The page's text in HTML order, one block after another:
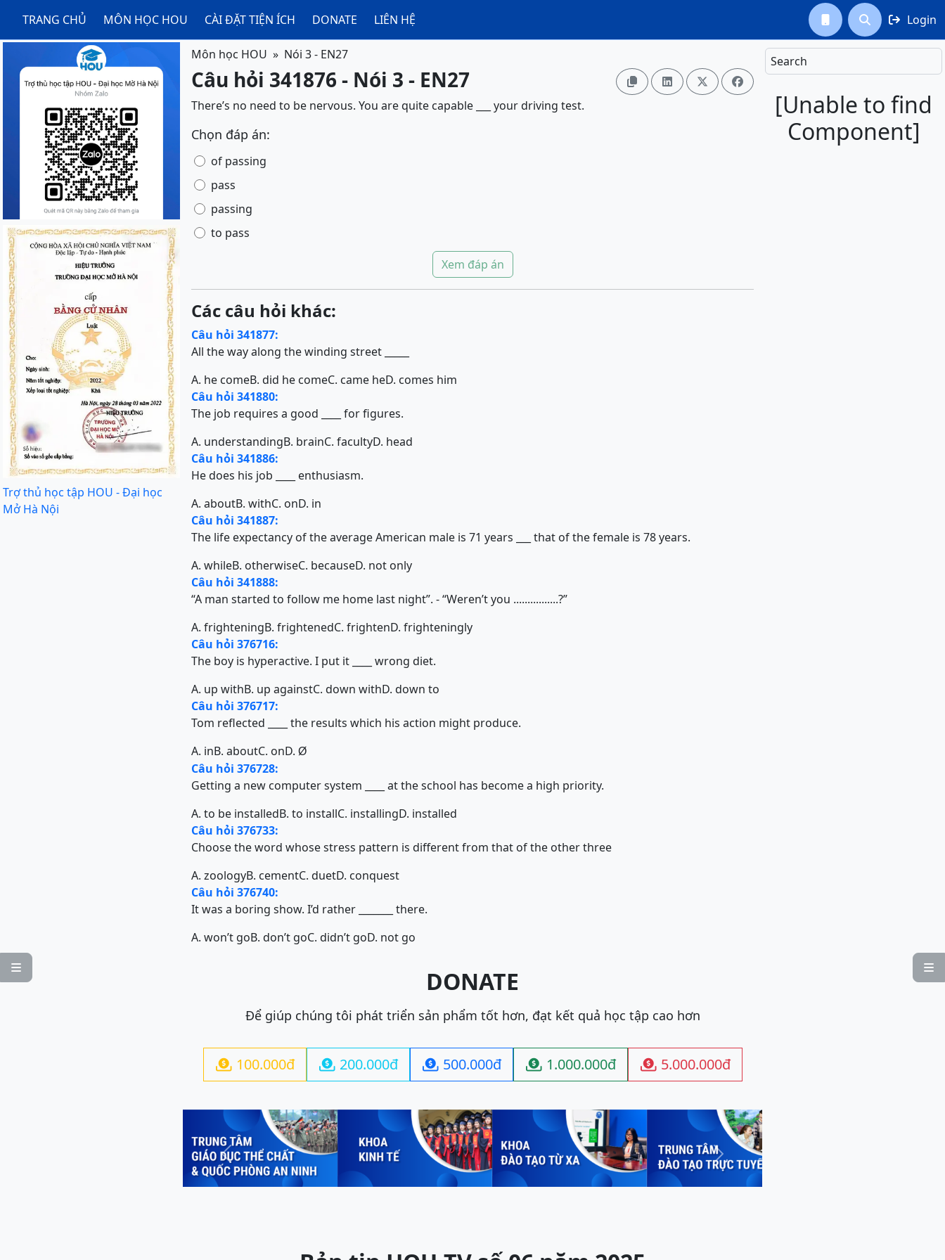
TRANG CHỦ MÔN HỌC HOU CÀI ĐẶT TIỆN ÍCH DONATE LIÊN HỆ   Login

Search
[Unable to find
Component]

Trợ thủ học tập HOU - Đại học
Mở Hà Nội
Môn học HOU Nói 3 - EN27
Câu hỏi 341876 - Nói 3 - EN27    
There’s no need to be nervous. You are quite capable ___ your driving test.
Chọn đáp án:
of passing
pass
passing
to pass
Xem đáp án
Các câu hỏi khác:
Câu hỏi 341877:
All the way along the winding street _____
A. he comeB. did he comeC. came heD. comes him
Câu hỏi 341880:
The job requires a good ____ for figures.
A. understandingB. brainC. facultyD. head
Câu hỏi 341886:
He does his job ____ enthusiasm.
A. aboutB. withC. onD. in
Câu hỏi 341887:
The life expectancy of the average American male is 71 years ___ that of the female is 78 years.
A. whileB. otherwiseC. becauseD. not only
Câu hỏi 341888:
“A man started to follow me home last night”. - “Weren’t you ................?”
A. frighteningB. frightenedC. frightenD. frighteningly
Câu hỏi 376716:
The boy is hyperactive. I put it ____ wrong diet.
A. up withB. up againstC. down withD. down to
Câu hỏi 376717:
Tom reflected ____ the results which his action might produce.
A. inB. aboutC. onD. Ø
Câu hỏi 376728:
Getting a new computer system ____ at the school has become a high priority.
A. to be installedB. to installC. installingD. installed
Câu hỏi 376733:
Choose the word whose stress pattern is different from that of the other three
A. zoologyB. cementC. duetD. conquest
Câu hỏi 376740:
It was a boring show. I’d rather _______ there.
A. won’t goB. don’t goC. didn’t goD. not go
DONATE
Để giúp chúng tôi phát triển sản phẩm tốt hơn, đạt kết quả học tập cao hơn
 100.000đ  200.000đ  500.000đ  1.000.000đ  5.000.000đ
Previous Next